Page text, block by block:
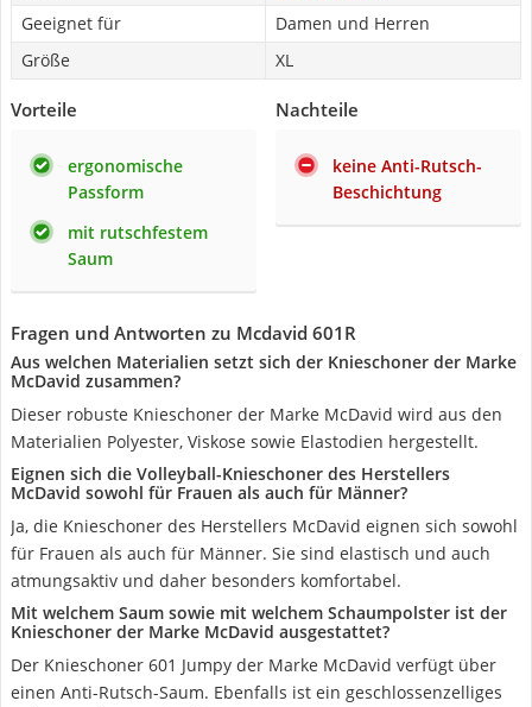
Geeignet für
Damen und Herren
Größe
XL
Vorteile
ergonomische
Passform
mit rutschfestem
Saum
Nachteile
keine Anti-Rutsch-
Beschichtung
Fragen und Antworten zu Mcdavid 601R
Aus welchen Materialien setzt sich der Knieschoner der Marke
McDavid zusammen?
Dieser robuste Knieschoner der Marke McDavid wird aus den
Materialien Polyester, Viskose sowie Elastodien hergestellt.
Eignen sich die Volleyball-Knieschoner des Herstellers
McDavid sowohl für Frauen als auch für Männer?
Ja, die Knieschoner des Herstellers McDavid eignen sich sowohl
für Frauen als auch für Männer. Sie sind elastisch und auch
atmungsaktiv und daher besonders komfortabel.
Mit welchem Saum sowie mit welchem Schaumpolster ist der
Knieschoner der Marke McDavid ausgestattet?
Der Knieschoner 601 Jumpy der Marke McDavid verfügt über
einen Anti-Rutsch-Saum. Ebenfalls ist ein geschlossenzelliges